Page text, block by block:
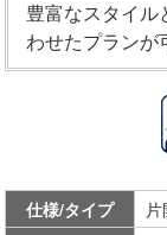
豊富なスタイル
わせたプランが
仕様/タイプ